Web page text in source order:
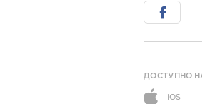
ДОСТУПНО
iOS